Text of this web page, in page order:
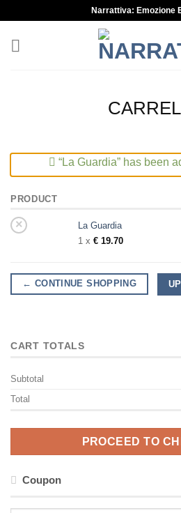
content
Narrattiva: Emozione
“La Guardia” has been
PRODUCT
×
La Guardia
1 x€ 19.70
← CONTINUE SHOPPING
CART TOTALS
Subtotal
Total
PROCEED TO
Coupon